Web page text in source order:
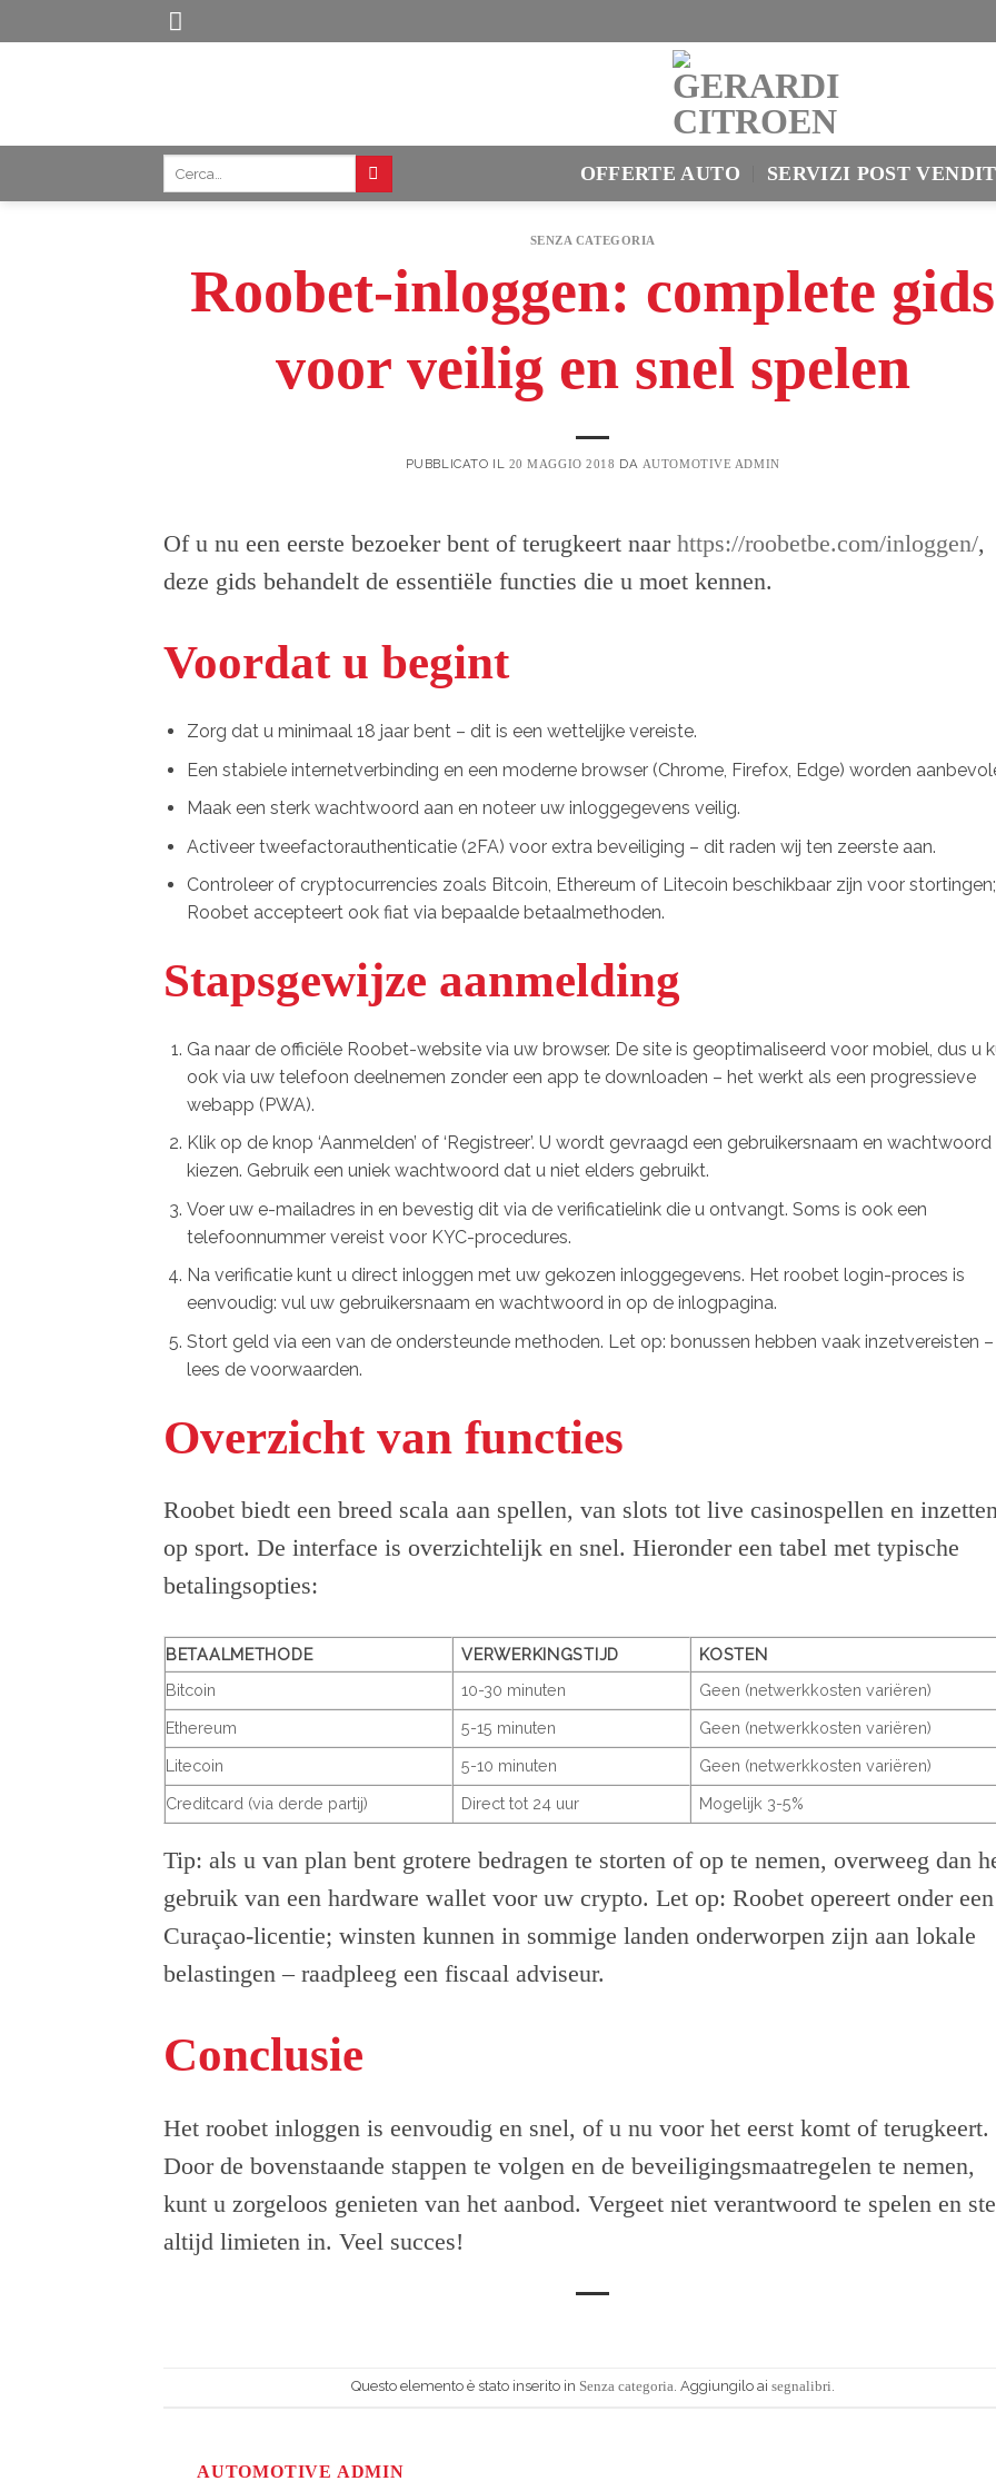
to
OFFERTE AUTO SERVIZI POST
SENZA CATEGORIA
Roobet-inloggen: complete gids
voor veilig en snel spelen
PUBBLICATO IL 20 MAGGIO 2018 DA AUTOMOTIVE ADMIN
Of u nu een eerste bezoeker bent of terugkeert naar https://roobetbe.com/inloggen/,
deze gids behandelt de essentiële functies die u moet kennen.
Voordat u begint
Zorg dat u minimaal 18 jaar bent – dit is een wettelijke vereiste.
Een stabiele internetverbinding en een moderne browser (Chrome, Firefox, Edge) worden
Maak een sterk wachtwoord aan en noteer uw inloggegevens veilig.
Activeer tweefactorauthenticatie (2FA) voor extra beveiliging – dit raden wij ten zeerste aan.
Controleer of cryptocurrencies zoals Bitcoin, Ethereum of Litecoin beschikbaar zijn voor stortingen;
Roobet accepteert ook fiat via bepaalde betaalmethoden.
Stapsgewijze aanmelding
Ga naar de officiële Roobet-website via uw browser. De site is geoptimaliseerd voor mobiel, dus u
ook via uw telefoon deelnemen zonder een app te downloaden – het werkt als een progressieve
webapp (PWA).
Klik op de knop ‘Aanmelden’ of ‘Registreer’. U wordt gevraagd een gebruikersnaam en
kiezen. Gebruik een uniek wachtwoord dat u niet elders gebruikt.
Voer uw e-mailadres in en bevestig dit via de verificatielink die u ontvangt. Soms is ook een
telefoonnummer vereist voor KYC-procedures.
Na verificatie kunt u direct inloggen met uw gekozen inloggegevens. Het roobet login-proces is
eenvoudig: vul uw gebruikersnaam en wachtwoord in op de inlogpagina.
Stort geld via een van de ondersteunde methoden. Let op: bonussen hebben vaak inzetvereisten –
lees de voorwaarden.
Overzicht van functies
Roobet biedt een breed scala aan spellen, van slots tot live casinospellen en
op sport. De interface is overzichtelijk en snel. Hieronder een tabel met typische
betalingsopties:
BETAALMETHODE VERWERKINGSTIJD
KOSTEN
Bitcoin
10-30 minuten
Geen (netwerkkosten variëren)
Ethereum
5-15 minuten
Geen (netwerkkosten variëren)
Litecoin
5-10 minuten
Geen (netwerkkosten variëren)
Creditcard (via derde partij)
Direct tot 24 uur Mogelijk 3-5%
Tip: als u van plan bent grotere bedragen te storten of op te nemen, overweeg dan
gebruik van een hardware wallet voor uw crypto. Let op: Roobet opereert onder een
Curaçao-licentie; winsten kunnen in sommige landen onderworpen zijn aan lokale
belastingen – raadpleeg een fiscaal adviseur.
Conclusie
Het roobet inloggen is eenvoudig en snel, of u nu voor het eerst komt of terugkeert.
Door de bovenstaande stappen te volgen en de beveiligingsmaatregelen te nemen,
kunt u zorgeloos genieten van het aanbod. Vergeet niet verantwoord te spelen en
altijd limieten in. Veel succes!
Questo elemento è stato inserito in Senza categoria. Aggiungilo ai segnalibri.
AUTOMOTIVE ADMIN